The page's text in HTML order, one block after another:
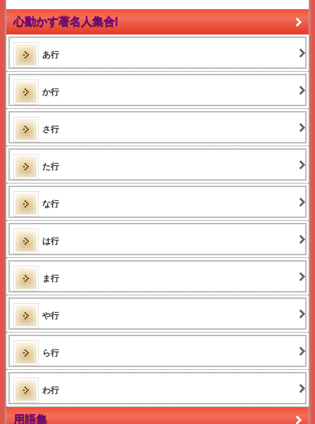
遺伝子検査
酵素の働きと酵素製品
酵素製品の選び方と注意点
光視症
網膜裂孔 網膜円孔
網膜剥離の症状・治療など
飛蚊症の危険信号とは？
メンターとは？
セオリーとは？
アフィリエイトとは？
アフィリエイター
essentialオイルの種類
essentialオイルとは？
アロマオイルとは？
富裕層とは？
渡り鳥とは？
アクセスマーケティング
OPCって何？
ティーツリーオイルとメラルーカ
マイナンバーとは
マイコード遺伝子検査とは？
岸見一郎
アドラー
アドラー 名言集
2015MLMランキング売上高
2015MLMランキング化粧品
2015MLMランキング健康食品
2015MLMランキング水&下着
2015MLM増収額
2015MLM増収率
心動かす著名人集合!
あ行
か行
さ行
た行
な行
は行
ま行
や行
ら行
わ行
用語集